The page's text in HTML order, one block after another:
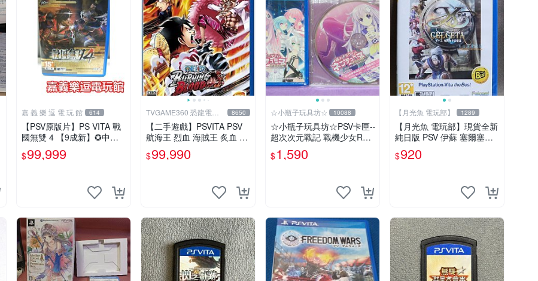
嘉 義 樂 逗 電 玩 館 614
【PSV原版片】PS VITA 戰
國無雙 4 【9成新】✪中古
二手✪嘉義樂逗電玩館
$99,999
TVGAME360 恐龍電玩- 8650
【二手遊戲】PSVITA PSV
航海王 烈血 海賊王 炙血 O
NE PIECE BURNING BLOO
D 中文版
$99,990
☆小瓶子玩具坊☆ 10088
☆小瓶子玩具坊☆PSV卡匣--
超次次元戰記 戰機少女Re;
Birth2 SISTERS GENERATI
ON日版+CD
$1,590
【月光魚 電玩部】 1289
【月光魚 電玩部】現貨全新
純日版 PSV 伊蘇 塞爾塞塔
的樹海 BEST版 日版日文
$920